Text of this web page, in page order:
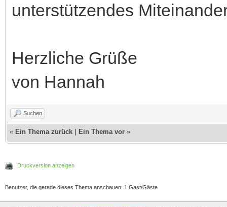
unterstützendes
Herzliche Grüße
von Hannah
Suchen
« Ein Thema zurück Ein Thema vor »
Druckversion anzeigen
Benutzer, die gerade dieses Thema anschauen: 1 Gast/Gäste